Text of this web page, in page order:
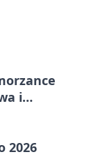
i
2026